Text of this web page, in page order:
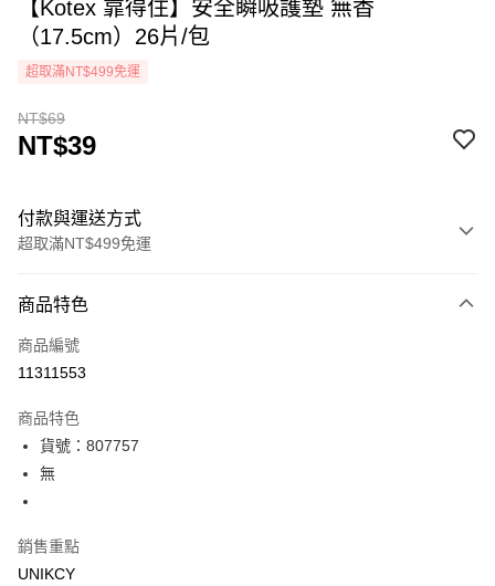
【Kotex 靠得住】安全瞬吸護墊 無香
（17.5cm）26片/包
超取滿NT$499免運
NT$69
NT$39
付款與運送方式
超取滿NT$499免運
icash Pay
信用卡一次付款
LINE Pay
Apple Pay
商品特色
商品編號
11311553
商品特色
貨號：807757
無
銷售重點
UNIKCY